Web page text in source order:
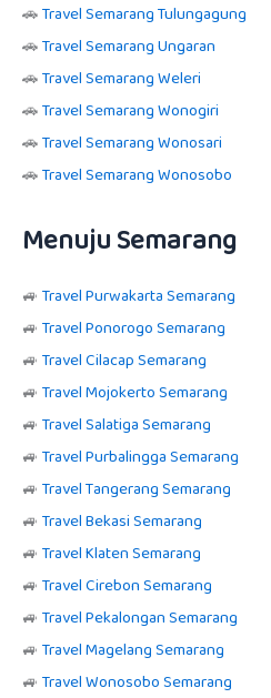
🚗Travel Semarang Tulungagung
🚗Travel Semarang Ungaran
🚗Travel Semarang Weleri
🚗Travel Semarang Wonogiri
🚗Travel Semarang Wonosari
🚗Travel Semarang Wonosobo
Menuju Semarang
🚙 Travel Purwakarta Semarang
🚙 Travel Ponorogo Semarang
🚙 Travel Cilacap Semarang
🚙 Travel Mojokerto Semarang
🚙 Travel Salatiga Semarang
🚙 Travel Purbalingga Semarang
🚙 Travel Tangerang Semarang
🚙 Travel Bekasi Semarang
🚙 Travel Klaten Semarang
🚙 Travel Cirebon Semarang
🚙 Travel Pekalongan Semarang
🚙 Travel Magelang Semarang
🚙 Travel Wonosobo Semarang